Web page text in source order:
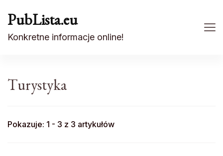
PubLista.eu
Konkretne informacje online!
Turystyka
Pokazuje: 1 - 3 z 3 artykułów